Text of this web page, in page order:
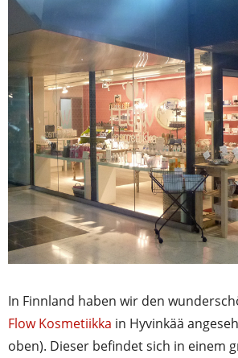
In Finnland haben wir den
Flow Kosmetiikka in Hyvinkää
oben). Dieser befindet sich in einem